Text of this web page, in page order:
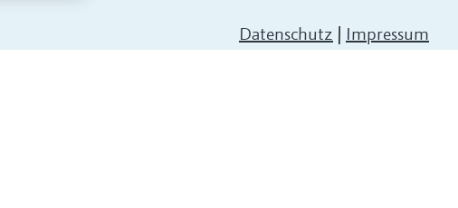
Datenschutz | Impressum